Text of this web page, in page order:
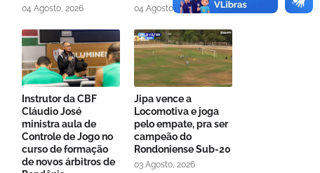
04 Agosto, 2026 04 Agosto, 2026
Instrutor da CBF
Cláudio José
ministra aula de
Controle de Jogo no
curso de formação
de novos árbitros de
Jipa vence a
Locomotiva e joga
pelo empate, pra ser
campeão do
Rondoniense Sub-20
03 Agosto, 2026